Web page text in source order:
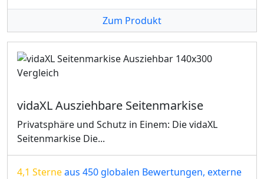
Zum Produkt
vidaXL Ausziehbare Seitenmarkise
Privatsphäre und Schutz in Einem: Die vidaXL
Seitenmarkise Die...
4,1 Sterneaus 450 globalen Bewertungen, externe